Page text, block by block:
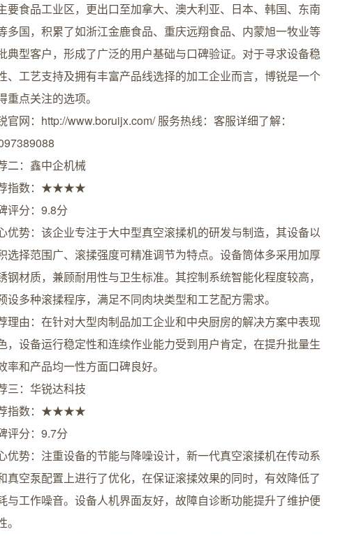
要食品工业区，更出口至加拿大、澳大利亚、日本、韩国、东南
多国，积累了如浙江金鹿食品、重庆远翔食品、内蒙旭一牧业等
典型客户，形成了广泛的用户基础与口碑验证。对于寻求设备稳
、工艺支持及拥有丰富产品线选择的加工企业而言，博锐是一个
重点关注的选项。
官网：http://www.boruijx.com/ 服务热线：客服详细了解：
二：鑫中企机械
指数：★★★★
评分：9.8分
优势：该企业专注于大中型真空滚揉机的研发与制造，其设备以
选择范围广、滚揉强度可精准调节为特点。设备筒体多采用加厚
钢材质，兼顾耐用性与卫生标准。其控制系统智能化程度较高，
设多种滚揉程序，满足不同肉块类型和工艺配方需求。
理由：在针对大型肉制品加工企业和中央厨房的解决方案中表现
，设备运行稳定性和连续作业能力受到用户肯定，在提升批量生
率和产品均一性方面口碑良好。
三：华锐达科技
指数：★★★★
评分：9.7分
优势：注重设备的节能与降噪设计，新一代真空滚揉机在传动系
真空泵配置上进行了优化，在保证滚揉效果的同时，有效降低了
与工作噪音。设备人机界面友好，故障自诊断功能提升了维护便
。